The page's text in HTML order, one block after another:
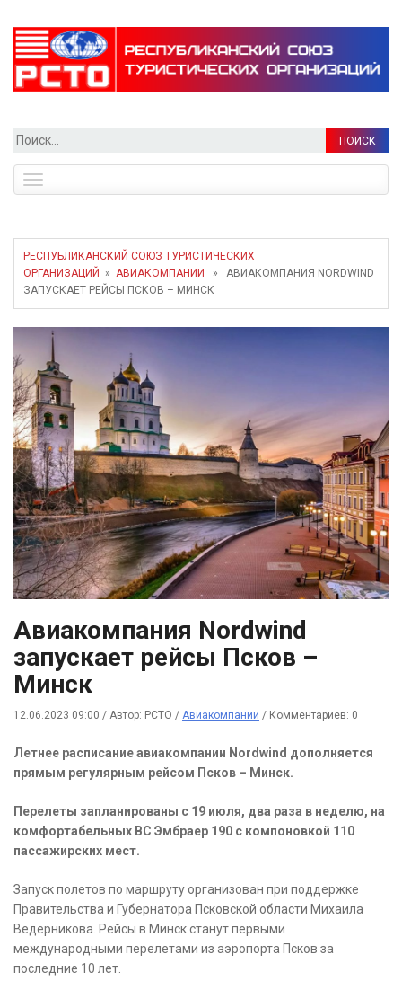
Найти:
navigation
РЕСПУБЛИКАНСКИЙ СОЮЗ ТУРИСТИЧЕСКИХ
ОРГАНИЗАЦИЙ
» АВИАКОМПАНИИ
» АВИАКОМПАНИЯ NORDWIND
ЗАПУСКАЕТ РЕЙСЫ ПСКОВ – МИНСК
Авиакомпания Nordwind
запускает рейсы Псков –
Минск
12.06.2023 09:00 / Автор: РСТО / Авиакомпании / Комментариев: 0
Летнее расписание авиакомпании Nordwind дополняется
прямым регулярным рейсом Псков – Минск.
Перелеты запланированы с 19 июля, два раза в неделю, на
комфортабельных ВС Эмбраер 190 с компоновкой 110
пассажирских мест.
Запуск полетов по маршруту организован при поддержке
Правительства и Губернатора Псковской области Михаила
Ведерникова. Рейсы в Минск станут первыми
международными перелетами из аэропорта Псков за
последние 10 лет.